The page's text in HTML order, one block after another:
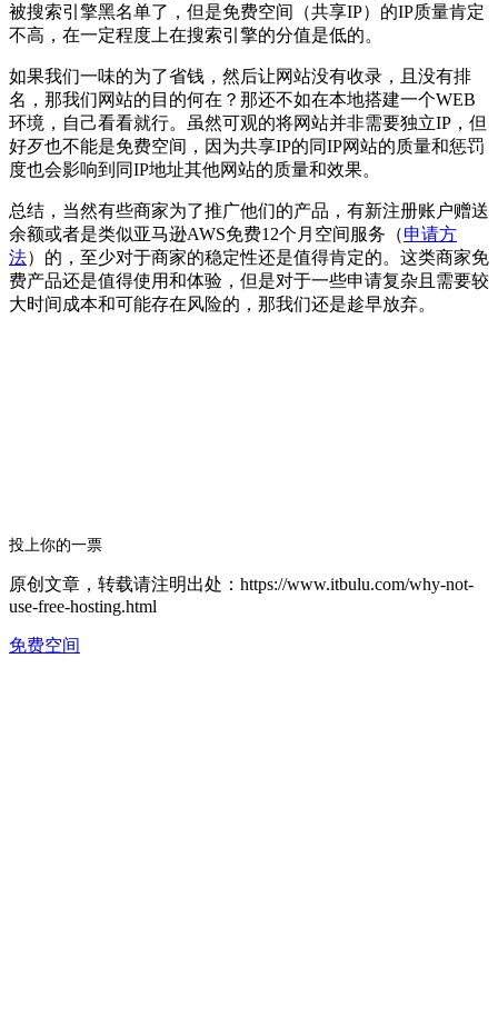
被搜索引擎黑名单了，但是免费空间（共享IP）的IP质量肯定
不高，在一定程度上在搜索引擎的分值是低的。
如果我们一味的为了省钱，然后让网站没有收录，且没有排
名，那我们网站的目的何在？那还不如在本地搭建一个WEB
环境，自己看看就行。虽然可观的将网站并非需要独立IP，但
好歹也不能是免费空间，因为共享IP的同IP网站的质量和惩罚
度也会影响到同IP地址其他网站的质量和效果。
总结，当然有些商家为了推广他们的产品，有新注册账户赠送
余额或者是类似亚马逊AWS免费12个月空间服务（申请方
法）的，至少对于商家的稳定性还是值得肯定的。这类商家免
费产品还是值得使用和体验，但是对于一些申请复杂且需要较
大时间成本和可能存在风险的，那我们还是趁早放弃。
投上你的一票
原创文章，转载请注明出处：https://www.itbulu.com/why-not-
use-free-hosting.html
免费空间